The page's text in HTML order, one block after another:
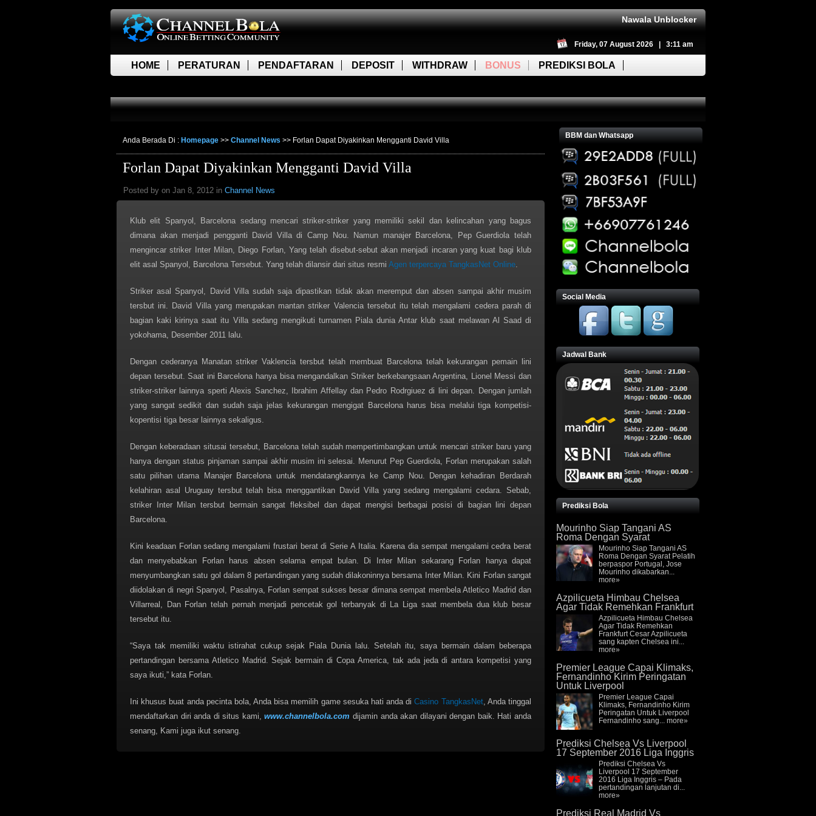
Nawala Unblocker
Friday, 07 August 2026 | 3:11 am
HOME PERATURAN PENDAFTARAN DEPOSIT WITHDRAW BONUS PREDIKSI BOLA
Anda Berada Di : Homepage >> Channel News >> Forlan Dapat Diyakinkan Mengganti David Villa
Forlan Dapat Diyakinkan Mengganti David Villa
Posted by on Jan 8, 2012 in Channel News
Klub elit Spanyol, Barcelona sedang mencari striker-striker yang memiliki sekil dan kelincahan yang bagus
dimana akan menjadi pengganti David Villa di Camp Nou. Namun manajer Barcelona, Pep Guerdiola telah
mengincar striker Inter Milan, Diego Forlan, Yang telah disebut-sebut akan menjadi incaran yang kuat bagi klub
elit asal Spanyol, Barcelona Tersebut. Yang telah dilansir dari situs resmi Agen terpercaya TangkasNet Online.
Striker asal Spanyol, David Villa sudah saja dipastikan tidak akan meremput dan absen sampai akhir musim
tersbut ini. David Villa yang merupakan mantan striker Valencia tersebut itu telah mengalami cedera parah di
bagian kaki kirinya saat itu Villa sedang mengikuti turnamen Piala dunia Antar klub saat melawan Al Saad di
yokohama, Desember 2011 lalu.
Dengan cederanya Manatan striker Vaklencia tersbut telah membuat Barcelona telah kekurangan pemain lini
depan tersebut. Saat ini Barcelona hanya bisa mengandalkan Striker berkebangsaan Argentina, Lionel Messi dan
striker-striker lainnya sperti Alexis Sanchez, Ibrahim Affellay dan Pedro Rodrgiuez di lini depan. Dengan jumlah
yang sangat sedikit dan sudah saja jelas kekurangan mengigat Barcelona harus bisa melalui tiga kompetisi-
kopentisi tiga besar lainnya sekaligus.
Dengan keberadaan situsai tersebut, Barcelona telah sudah mempertimbangkan untuk mencari striker baru yang
hanya dengan status pinjaman sampai akhir musim ini selesai. Menurut Pep Guerdiola, Forlan merupakan salah
satu pilihan utama Manajer Barcelona untuk mendatangkannya ke Camp Nou. Dengan kehadiran Berdarah
kelahiran asal Uruguay tersbut telah bisa menggantikan David Villa yang sedang mengalami cedara. Sebab,
striker Inter Milan tersbut bermain sangat fleksibel dan dapat mengisi berbagai posisi di bagian lini depan
Barcelona.
Kini keadaan Forlan sedang mengalami frustari berat di Serie A Italia. Karena dia sempat mengalami cedra berat
dan menyebabkan Forlan harus absen selama empat bulan. Di Inter Milan sekarang Forlan hanya dapat
menyumbangkan satu gol dalam 8 pertandingan yang sudah dilakoninnya bersama Inter Milan. Kini Forlan sangat
diidolakan di negri Spanyol, Pasalnya, Forlan sempat sukses besar dimana sempat membela Atletico Madrid dan
Villarreal, Dan Forlan telah pernah menjadi pencetak gol terbanyak di La Liga saat membela dua klub besar
tersebut itu.
“Saya tak memiliki waktu istirahat cukup sejak Piala Dunia lalu. Setelah itu, saya bermain dalam beberapa
pertandingan bersama Atletico Madrid. Sejak bermain di Copa America, tak ada jeda di antara kompetisi yang
saya ikuti,” kata Forlan.
Ini khusus buat anda pecinta bola, Anda bisa memilih game sesuka hati anda diCasino TangkasNet, Anda tinggal
mendaftarkan diri anda di situs kami,www.channelbola.com dijamin anda akan dilayani dengan baik. Hati anda
senang, Kami juga ikut senang.
BBM dan Whatsapp
Social Media
Jadwal Bank
Prediksi Bola
Mourinho Siap Tangani AS
Roma Dengan Syarat
Mourinho Siap Tangani AS
Roma Dengan Syarat Pelatih
berpaspor Portugal, Jose
Mourinho dikabarkan...
more»
Azpilicueta Himbau Chelsea
Agar Tidak Remehkan Frankfurt
Azpilicueta Himbau Chelsea
Agar Tidak Remehkan
Frankfurt Cesar Azpilicueta
sang kapten Chelsea ini...
more»
Premier League Capai Klimaks,
Fernandinho Kirim Peringatan
Untuk Liverpool
Premier League Capai
Klimaks, Fernandinho Kirim
Peringatan Untuk Liverpool
Fernandinho sang... more»
Prediksi Chelsea Vs Liverpool
17 September 2016 Liga Inggris
Prediksi Chelsea Vs
Liverpool 17 September
2016 Liga Inggris – Pada
pertandingan lanjutan di...
more»
Prediksi Real Madrid Vs